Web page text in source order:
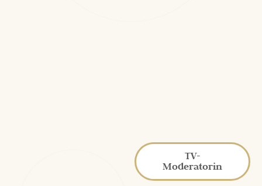
TV-
Moderatorin